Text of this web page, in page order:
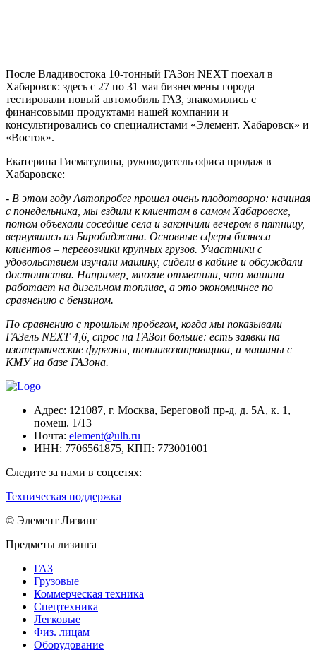
После Владивостока 10-тонный ГАЗон NEXT поехал в
Хабаровск: здесь с 27 по 31 мая бизнесмены города
тестировали новый автомобиль ГАЗ, знакомились с
финансовыми продуктами нашей компании и
консультировались со специалистами «Элемент. Хабаровск» и
«Восток».
Екатерина Гисматулина, руководитель офиса продаж в
Хабаровске:
- В этом году Автопробег прошел очень плодотворно: начиная
с понедельника, мы ездили к клиентам в самом Хабаровске,
потом объехали соседние села и закончили вечером в пятницу,
вернувшись из Биробиджана. Основные сферы бизнеса
клиентов – перевозчики крупных грузов. Участники с
удовольствием изучали машину, сидели в кабине и обсуждали
достоинства. Например, многие отметили, что машина
работает на дизельном топливе, а это экономичнее по
сравнению с бензином.
По сравнению с прошлым пробегом, когда мы показывали
ГАЗель NEXT 4,6, спрос на ГАЗон больше: есть заявки на
изотермические фургоны, топливозаправщики, и машины с
КМУ на базе ГАЗона.
Адрес: 121087, г. Москва, Береговой пр-д, д. 5А, к. 1,
помещ. 1/13
Почта: element@ulh.ru
ИНН: 7706561875, КПП: 773001001
Следите за нами в соцсетях:
Техническая поддержка
© Элемент Лизинг
Предметы лизинга
ГАЗ
Грузовые
Коммерческая техника
Спецтехника
Легковые
Физ. лицам
Оборудование